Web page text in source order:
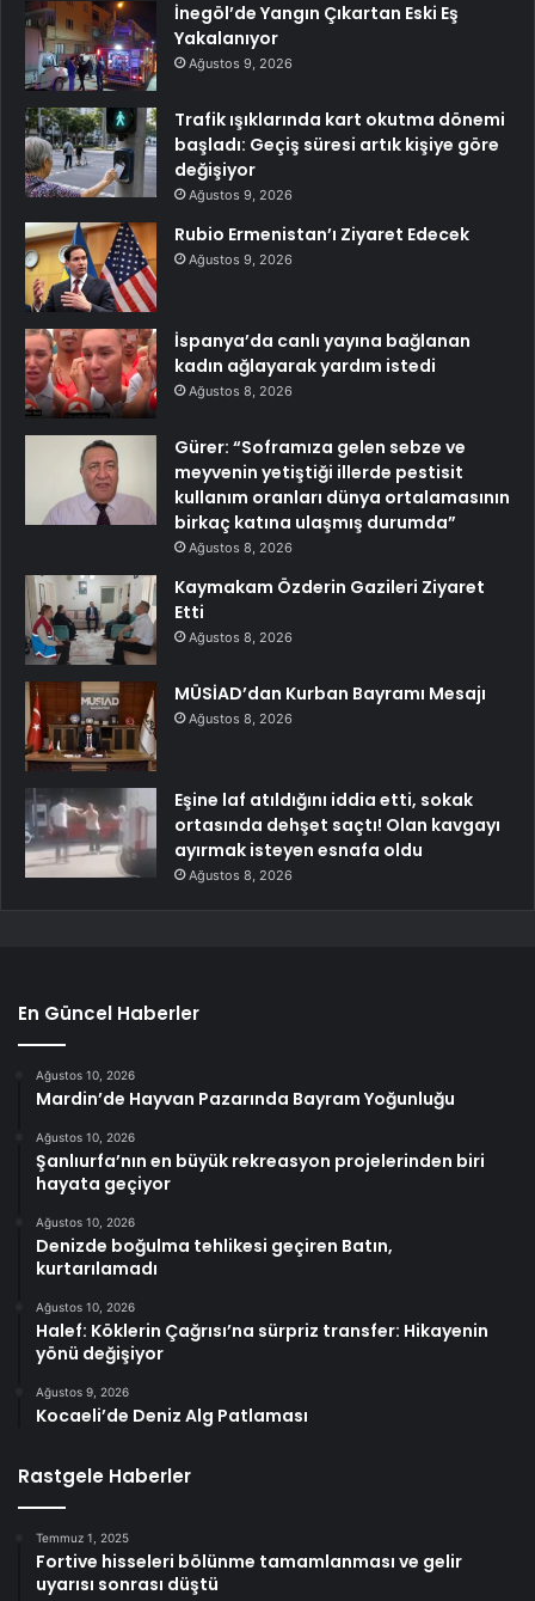
İnegöl’de Yangın Çıkartan Eski Eş
Yakalanıyor
Ağustos 9, 2026
Trafik ışıklarında kart okutma dönemi
başladı: Geçiş süresi artık kişiye göre
değişiyor
Ağustos 9, 2026
Rubio Ermenistan’ı Ziyaret Edecek
Ağustos 9, 2026
İspanya’da canlı yayına bağlanan
kadın ağlayarak yardım istedi
Ağustos 8, 2026
Gürer: “Soframıza gelen sebze ve
meyvenin yetiştiği illerde pestisit
kullanım oranları dünya ortalamasının
birkaç katına ulaşmış durumda”
Ağustos 8, 2026
Kaymakam Özderin Gazileri Ziyaret
Etti
Ağustos 8, 2026
MÜSİAD’dan Kurban Bayramı Mesajı
Ağustos 8, 2026
Eşine laf atıldığını iddia etti, sokak
ortasında dehşet saçtı! Olan kavgayı
ayırmak isteyen esnafa oldu
Ağustos 8, 2026
En Güncel Haberler
Ağustos 10, 2026
Mardin’de Hayvan Pazarında Bayram Yoğunluğu
Ağustos 10, 2026
Şanlıurfa’nın en büyük rekreasyon projelerinden biri
hayata geçiyor
Ağustos 10, 2026
Denizde boğulma tehlikesi geçiren Batın,
kurtarılamadı
Ağustos 10, 2026
Halef: Köklerin Çağrısı’na sürpriz transfer: Hikayenin
yönü değişiyor
Ağustos 9, 2026
Kocaeli’de Deniz Alg Patlaması
Rastgele Haberler
Temmuz 1, 2025
Fortive hisseleri bölünme tamamlanması ve gelir
uyarısı sonrası düştü